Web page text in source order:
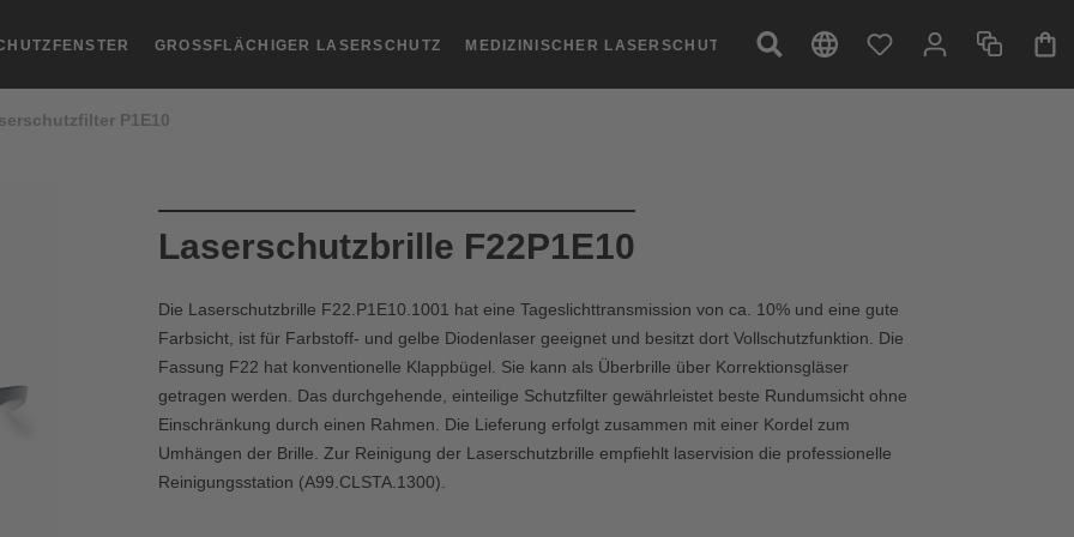
GROSSFLÄCHIGER LASERSCHUTZ MEDIZINISCHER LASERSCHUTZ
P1E10
Laserschutzbrille F22P1E10
Die Laserschutzbrille F22.P1E10.1001 hat eine Tageslichttransmission von ca. 10% und eine gute
Farbsicht, ist für Farbstoff- und gelbe Diodenlaser geeignet und besitzt dort Vollschutzfunktion. Die
Fassung F22 hat konventionelle Klappbügel. Sie kann als Überbrille über Korrektionsgläser
getragen werden. Das durchgehende, einteilige Schutzfilter gewährleistet beste Rundumsicht ohne
Einschränkung durch einen Rahmen. Die Lieferung erfolgt zusammen mit einer Kordel zum
Umhängen der Brille. Zur Reinigung der Laserschutzbrille empfiehlt laservision die professionelle
Reinigungsstation (A99.CLSTA.1300).